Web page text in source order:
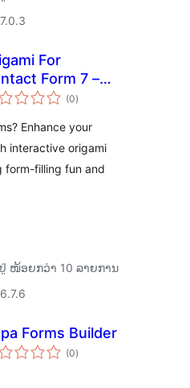
For
Form 7 –
Form (0ຄະແນນ
ທັງໝົດ
)
Enhance your
interactive origami
form-filling fun and
ໜ້ອຍກວ່າ 10 ລາຍການ
Forms Builder
(0ຄະແນນ
ທັງໝົດ
)